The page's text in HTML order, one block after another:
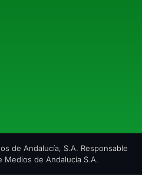
de Andalucía, S.A. Responsable
Medios de Andalucía S.A.